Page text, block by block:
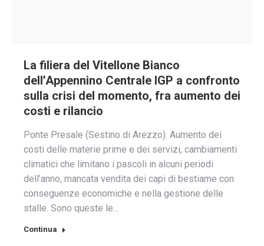
La filiera del Vitellone Bianco
dell’Appennino Centrale IGP a confronto
sulla crisi del momento, fra aumento dei
costi e rilancio
Ponte Presale (Sestino di Arezzo). Aumento dei
costi delle materie prime e dei servizi, cambiamenti
climatici che limitano i pascoli in alcuni periodi
dell’anno, mancata vendita dei capi di bestiame con
conseguenze economiche e nella gestione delle
stalle. Sono queste le…
Continua